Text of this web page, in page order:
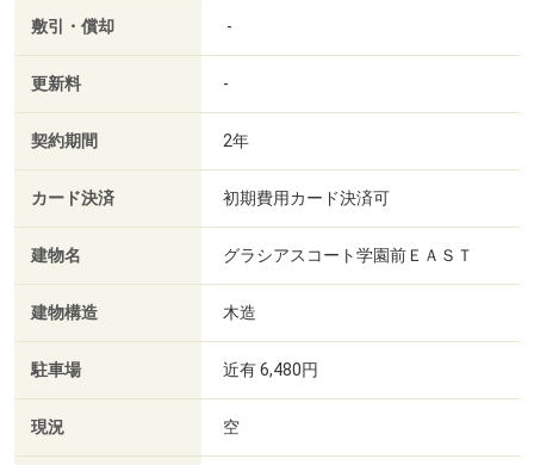
敷引・償却 -
更新料 -
契約期間 2年
カード決済 初期費用カード決済可
建物名 グラシアスコート学園前ＥＡＳＴ
建物構造 木造
駐車場 近有 6,480円
現況 空